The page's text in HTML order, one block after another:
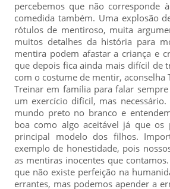
percebemos que não corresponde
comedida também. Uma explosão
rótulos de mentiroso, muita
muitos detalhes da história para
mentira podem afastar a criança e
que depois fica ainda mais difícil de
com o costume de mentir, aconselha
Treinar em família para falar
um exercício difícil, mas necessário.
mundo preto no branco e
boa como algo aceitável já que os
principal modelo dos filhos.
exemplo de honestidade, pois
as mentiras inocentes que
que não existe perfeição na
errantes, mas podemos apender a